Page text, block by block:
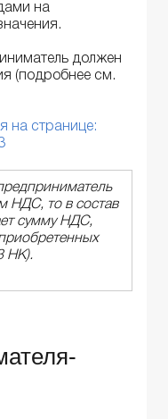
на
должен
(подробнее см.
на странице:
НДС, то в состав
сумму НДС,
НК).